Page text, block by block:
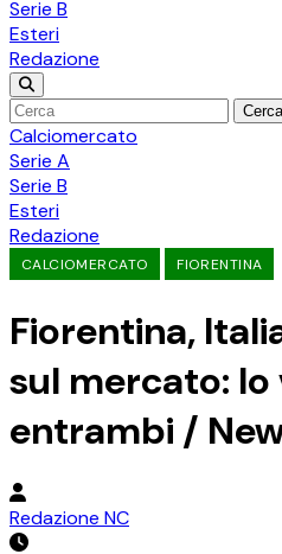
Serie B
Esteri
Redazione
Cerca
Calciomercato
Serie A
Serie B
Esteri
Redazione
CALCIOMERCATO FIORENTINA
Fiorentina,
sul mercato: lo
entrambi /
Redazione NC